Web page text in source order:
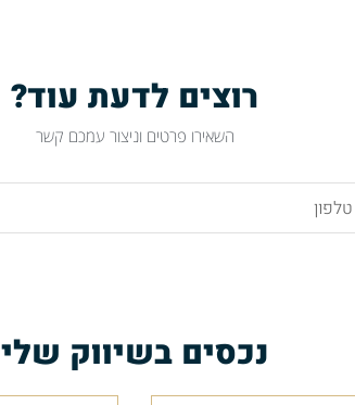
רוצים לדעת עוד?
השאירו פרטים וניצור עמכם קשר
נכסים בשיווק שלי